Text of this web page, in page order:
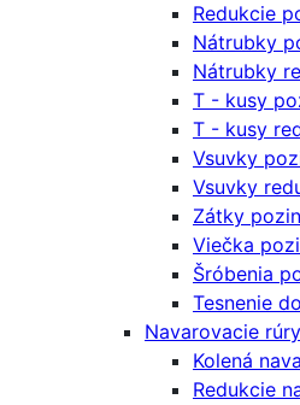
Redukcie
Nátrubky
Nátrubky
T - kusy
T - kusy
Vsuvky
Vsuvky
Zátky
Viečka
Šróbenia
Tesnenie
Navarovacie
Kolená
Redukcie